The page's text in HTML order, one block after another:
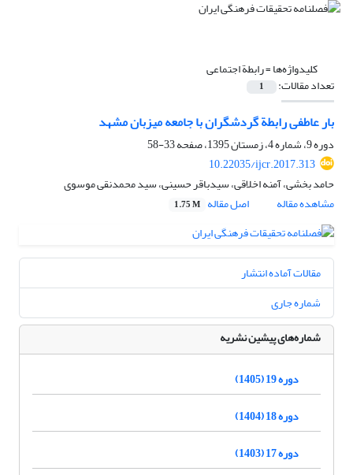
کلیدواژه‌ها =رابطة اجتماعی
تعداد مقالات: 1
بار عاطفی رابطة گردشگران با جامعه میزبان مشهد
دوره 9، شماره 4، زمستان 1395، صفحه
33-58
10.22035/ijcr.2017.313
حامد بخشی، آمنه اخلاقی، سیدباقر حسینی، سید محمدنقی موسوی
مشاهده مقاله
اصل مقاله 1.75 M
مقالات آماده انتشار
شماره جاری
شماره‌های پیشین نشریه
دوره 19 (1405)
دوره 18 (1404)
دوره 17 (1403)